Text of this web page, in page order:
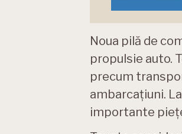
Noua pilă de
propulsie auto.
precum
ambarcațiuni.
importante